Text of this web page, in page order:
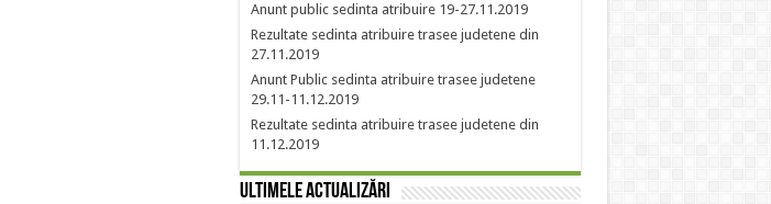
Anunt public sedinta atribuire 19-27.11.2019
Rezultate sedinta atribuire trasee judetene din
27.11.2019
Anunt Public sedinta atribuire trasee judetene
29.11-11.12.2019
Rezultate sedinta atribuire trasee judetene din
11.12.2019
Ultimele actualizări